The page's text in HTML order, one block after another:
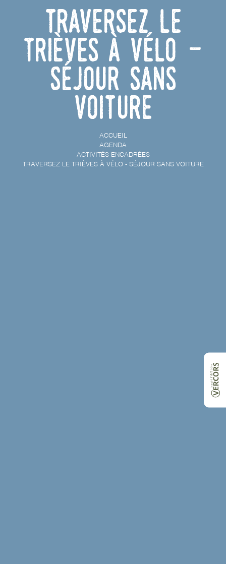
Traversez le
Trièves à vélo -
Séjour sans
voiture
ACCUEIL
AGENDA
ACTIVITÉS ENCADRÉES
TRAVERSEZ LE TRIÈVES À VÉLO - SÉJOUR SANS VOITURE